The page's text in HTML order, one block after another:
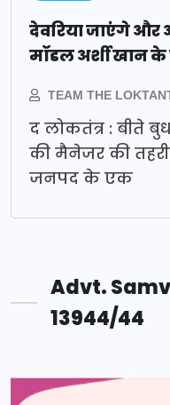
देवरिया जाएंगे और
मॉडल अर्शी खान के
TEAM THE
द लोकतंत्र : बीते
की मैनेजर की
जनपद के एक
Advt.
13944/44